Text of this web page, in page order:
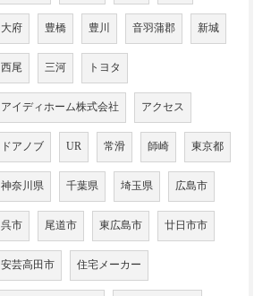
大府 豊橋 豊川 音羽蒲郡 新城
西尾 三河 トヨタ
アイディホーム株式会社 アクセス
ドアノブ UR 常滑 師崎 東京都
神奈川県 千葉県 埼玉県 広島市
呉市 尾道市 東広島市 廿日市市
安芸高田市 住宅メーカー